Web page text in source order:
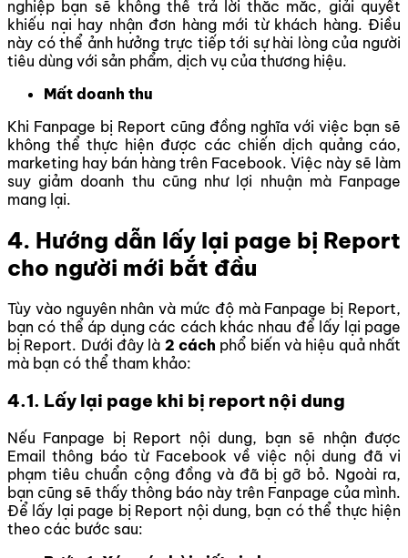
nghiệp bạn sẽ không thể trả lời thắc mắc, giải quyết
khiếu nại hay nhận đơn hàng mới từ khách hàng. Điều
này có thể ảnh hưởng trực tiếp tới sự hài lòng của người
tiêu dùng với sản phẩm, dịch vụ của thương hiệu.
Mất doanh thu
Khi Fanpage bị Report cũng đồng nghĩa với việc bạn sẽ
không thể thực hiện được các chiến dịch quảng cáo,
marketing hay bán hàng trên Facebook. Việc này sẽ làm
suy giảm doanh thu cũng như lợi nhuận mà Fanpage
mang lại.
4. Hướng dẫn lấy lại page bị Report
cho người mới bắt đầu
Tùy vào nguyên nhân và mức độ mà Fanpage bị Report,
bạn có thể áp dụng các cách khác nhau để lấy lại page
bị Report. Dưới đây là 2 cách phổ biến và hiệu quả nhất
mà bạn có thể tham khảo:
4.1. Lấy lại page khi bị report nội dung
Nếu Fanpage bị Report nội dung, bạn sẽ nhận được
Email thông báo từ Facebook về việc nội dung đã vi
phạm tiêu chuẩn cộng đồng và đã bị gỡ bỏ. Ngoài ra,
bạn cũng sẽ thấy thông báo này trên Fanpage của mình.
Để lấy lại page bị Report nội dung, bạn có thể thực hiện
theo các bước sau: